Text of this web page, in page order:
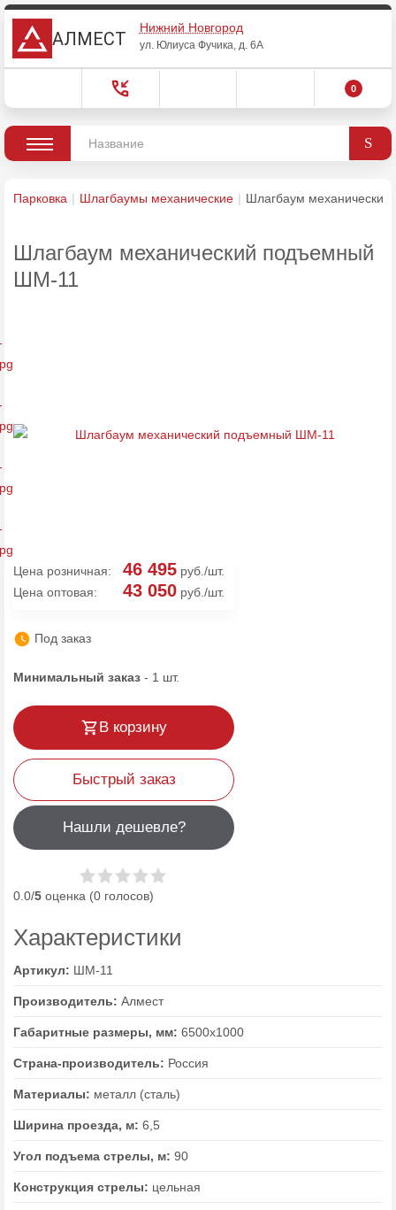
АЛМЕСТ
Нижний Новгород
ул. Юлиуса Фучика, д. 6А
0
Парковка Шлагбаумы механические Шлагбаум
Шлагбаум механический подъемный
ШМ-11
Цена розничная: 46 495 руб./шт.
Цена оптовая:
43 050 руб./шт.
Под заказ
Минимальный заказ - 1 шт.
В корзину
Быстрый заказ
Нашли дешевле?
0.0/5 оценка (0 голосов)
Характеристики
Артикул: ШМ-11
Производитель: Алмест
Габаритные размеры, мм: 6500х1000
Страна-производитель: Россия
Материалы: металл (сталь)
Ширина проезда, м: 6,5
Угол подъема стрелы, м: 90
Конструкция стрелы: цельная